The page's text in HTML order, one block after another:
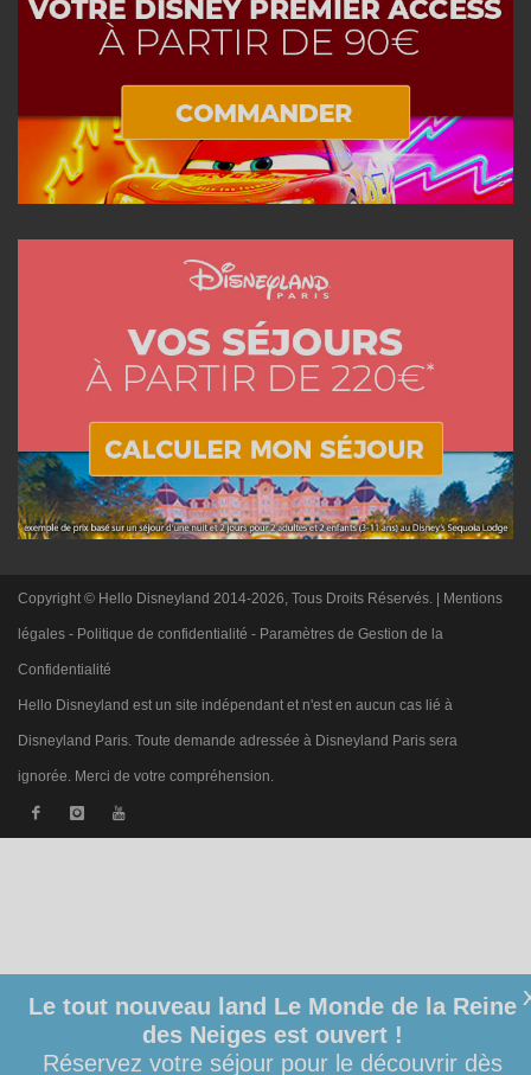
Copyright © Hello Disneyland 2014-2026, Tous Droits Réservés. | Mentions
légales - Politique de confidentialité - Paramètres de Gestion de la
Confidentialité
Hello Disneyland est un site indépendant et n'est en aucun cas lié à
Disneyland Paris. Toute demande adressée à Disneyland Paris sera
ignorée. Merci de votre compréhension.
Le tout nouveau land Le Monde de la Reine
des Neiges est ouvert !
Réservez votre séjour pour le découvrir dès